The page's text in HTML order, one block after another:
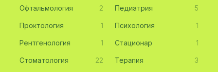
Офтальмология 2 Педиатрия 5
Проктология 1 Психология 1
Рентгенология 1 Стационар 1
Стоматология 22 Терапия 3